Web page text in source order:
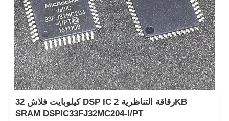
32 كيلوبايت فلاش DSP IC رقاقة التناظرية 2KB
SRAM DSPIC33FJ32MC204-I/PT